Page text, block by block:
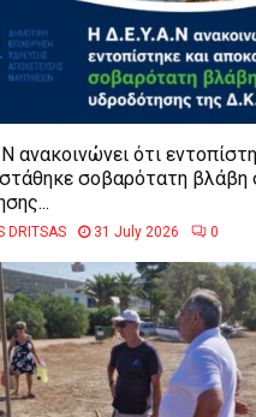
ανακοινώνει ότι
σοβαρότατη βλάβη
DRITSAS 31 July 2026 0